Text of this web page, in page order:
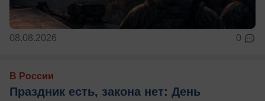
08.08.2026 0
В России
Праздник есть, закона нет: День